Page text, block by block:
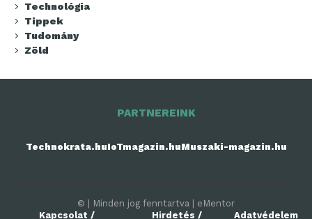
Technológia
Tippek
Tudomány
Zöld
PARTNEREINK
Technokrata.huIoTmagazin.huMuszaki-magazin.hu
© | Minden jog fenntartva | eMentor
Kapcsolat /
Hirdetés / Adatvédelem